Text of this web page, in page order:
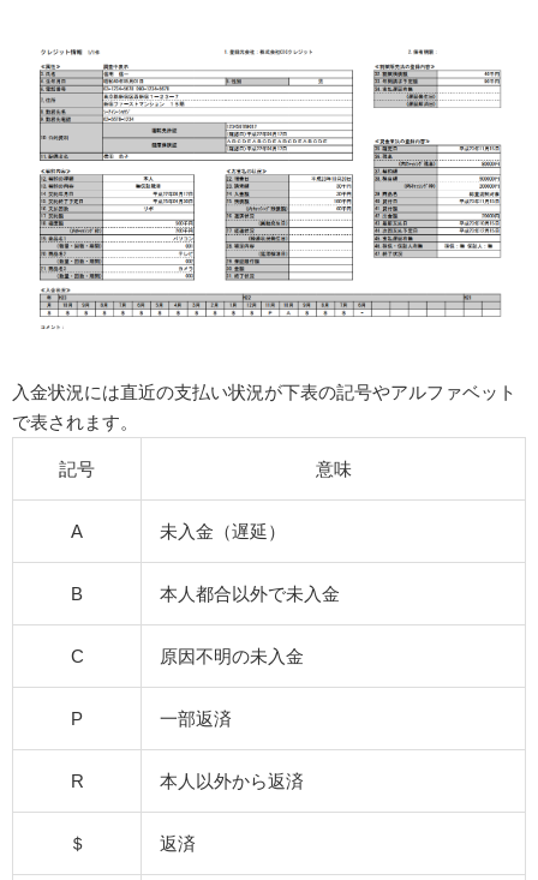
入金状況には直近の支払い状況が下表の記号やアルファベット
で表されます。
記号 意味
A 未入金（遅延）
B 本人都合以外で未入金
C 原因不明の未入金
P 一部返済
R 本人以外から返済
＄ 返済